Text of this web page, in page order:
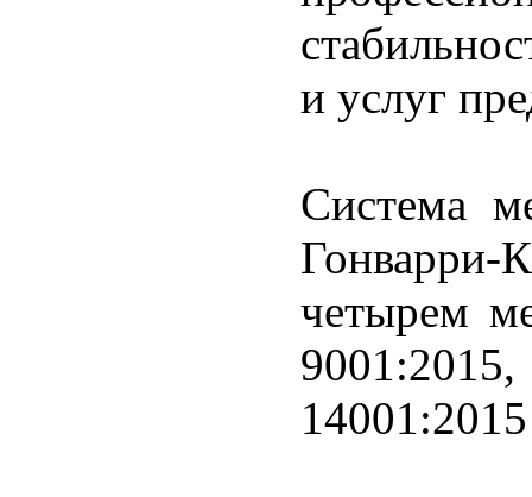
и услуг
Система
четырем